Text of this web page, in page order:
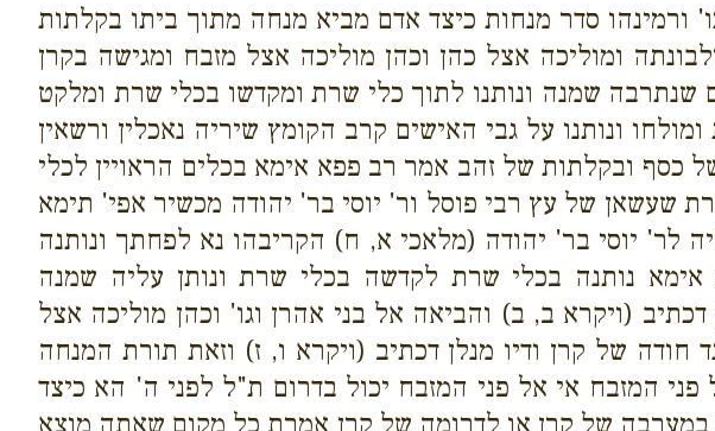
סדר מנחות כיצד אדם מביא מנחה מתוך ביתו בקלתות
ומוליכה אצל כהן וכהן מוליכה אצל מזבח ומגישה בקרן
שנתרבה שמנה ונותנו לתוך כלי שרת ומקדשו בכלי שרת ומלקט
ונותנו על גבי האישים קרב הקומץ שיריה נאכלין ורשאין
כסף ובקלתות של זהב אמר רב פפא אימא בכלים הראויין לכלי
שעשאן של עץ רבי פוסל ור' יוסי בר' יהודה מכשיר אפי' תימא
לר' יוסי בר' יהודה (מלאכי א, ח) הקריבהו נא לפחתך ונותנה
נותנה בכלי שרת לקדשה בכלי שרת ונותן עליה שמנה
(ויקרא ב, ב) והביאה אל בני אהרן וגו' וכהן מוליכה אצל
של קרן ודיו מנלן דכתיב (ויקרא ו, ז) וזאת תורת המנחה
המזבח אי אל פני המזבח יכול בדרום ת"ל לפני ה' הא כיצד